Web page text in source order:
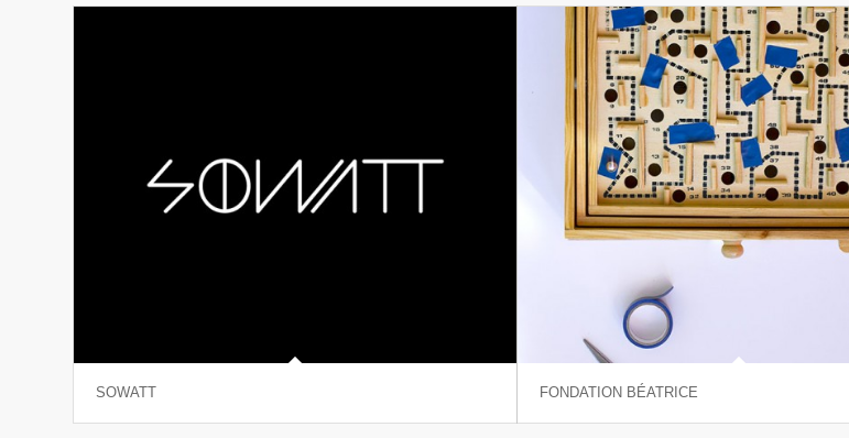
SOWATT FONDATION BÉATRICE